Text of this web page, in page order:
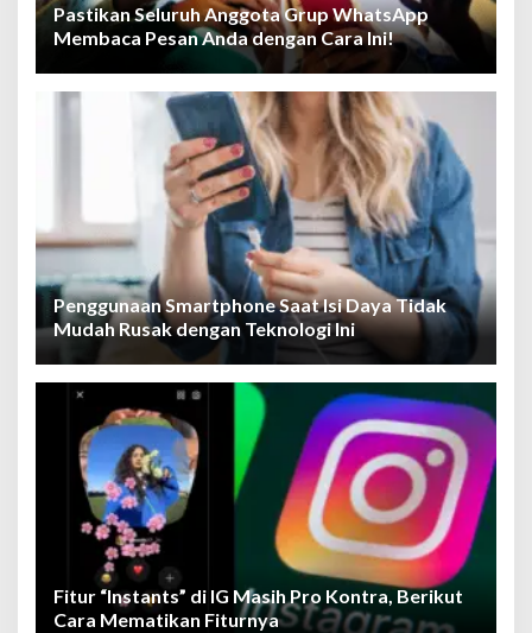
Pastikan Seluruh Anggota Grup WhatsApp
Membaca Pesan Anda dengan Cara Ini!
Penggunaan Smartphone Saat Isi Daya Tidak
Mudah Rusak dengan Teknologi Ini
Fitur “Instants” di IG Masih Pro Kontra, Berikut
Cara Mematikan Fiturnya